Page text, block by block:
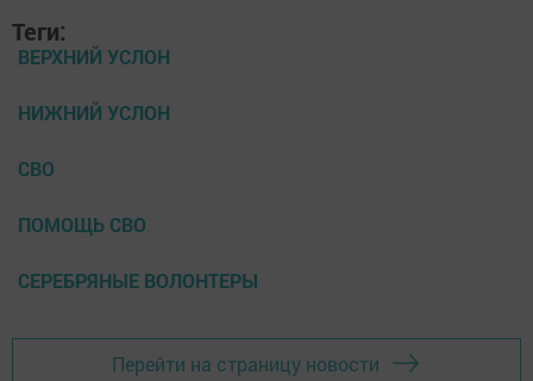
Теги:
ВЕРХНИЙ УСЛОН
НИЖНИЙ УСЛОН
СВО
ПОМОЩЬ СВО
СЕРЕБРЯНЫЕ ВОЛОНТЕРЫ
Перейти на страницу новости